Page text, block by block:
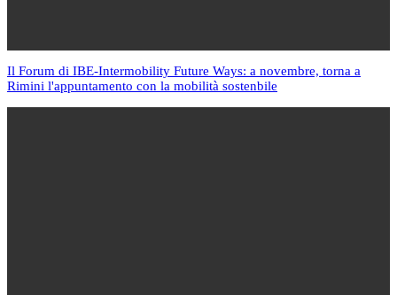
Il Forum di IBE-Intermobility Future Ways: a novembre, torna a
Rimini l'appuntamento con la mobilità sostenbile